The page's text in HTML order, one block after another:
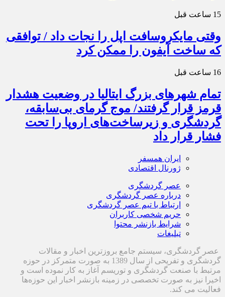
15 ساعت قبل
وقتی مایکروسافت اپل را نجات داد / توافقی
که ساخت آیفون را ممکن کرد
16 ساعت قبل
تمام شهرهای بزرگ ایتالیا در وضعیت هشدار
قرمز قرار گرفتند/ موج گرمای بی‌سابقه،
گردشگری و زیرساخت‌های اروپا را تحت
فشار قرار داد
ایران همسفر
ژورنال اقتصادی
عصر گردشگری
درباره عصر گردشگری
ارتباط با تیم عصر گردشگری
حریم شخصی کاربران
شرایط بازنشر محتوا
تبلیغات
عصر گردشگری، سیستم جامع بروزترین اخبار و مقالات
گردشگری و تفریحی از سال 1389 به صورت متمرکز در حوزه
مرتبط با صنعت گردشگری و توریسم آغاز به کار نموده است و
اخیرا نیز به صورت تخصصی در زمینه بازنشر اخبار این حوزه‌ها
فعالیت می کند.